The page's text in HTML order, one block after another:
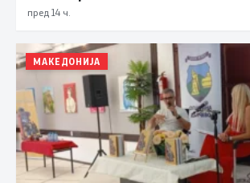
пред 14 ч.
МАКЕДОНИЈА